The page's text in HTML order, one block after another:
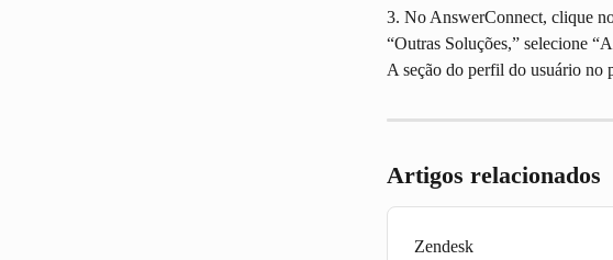
3. No AnswerConnect, clique
“Outras Soluções,” selecione
A seção do perfil do usuário no
Artigos relacionados
Zendesk